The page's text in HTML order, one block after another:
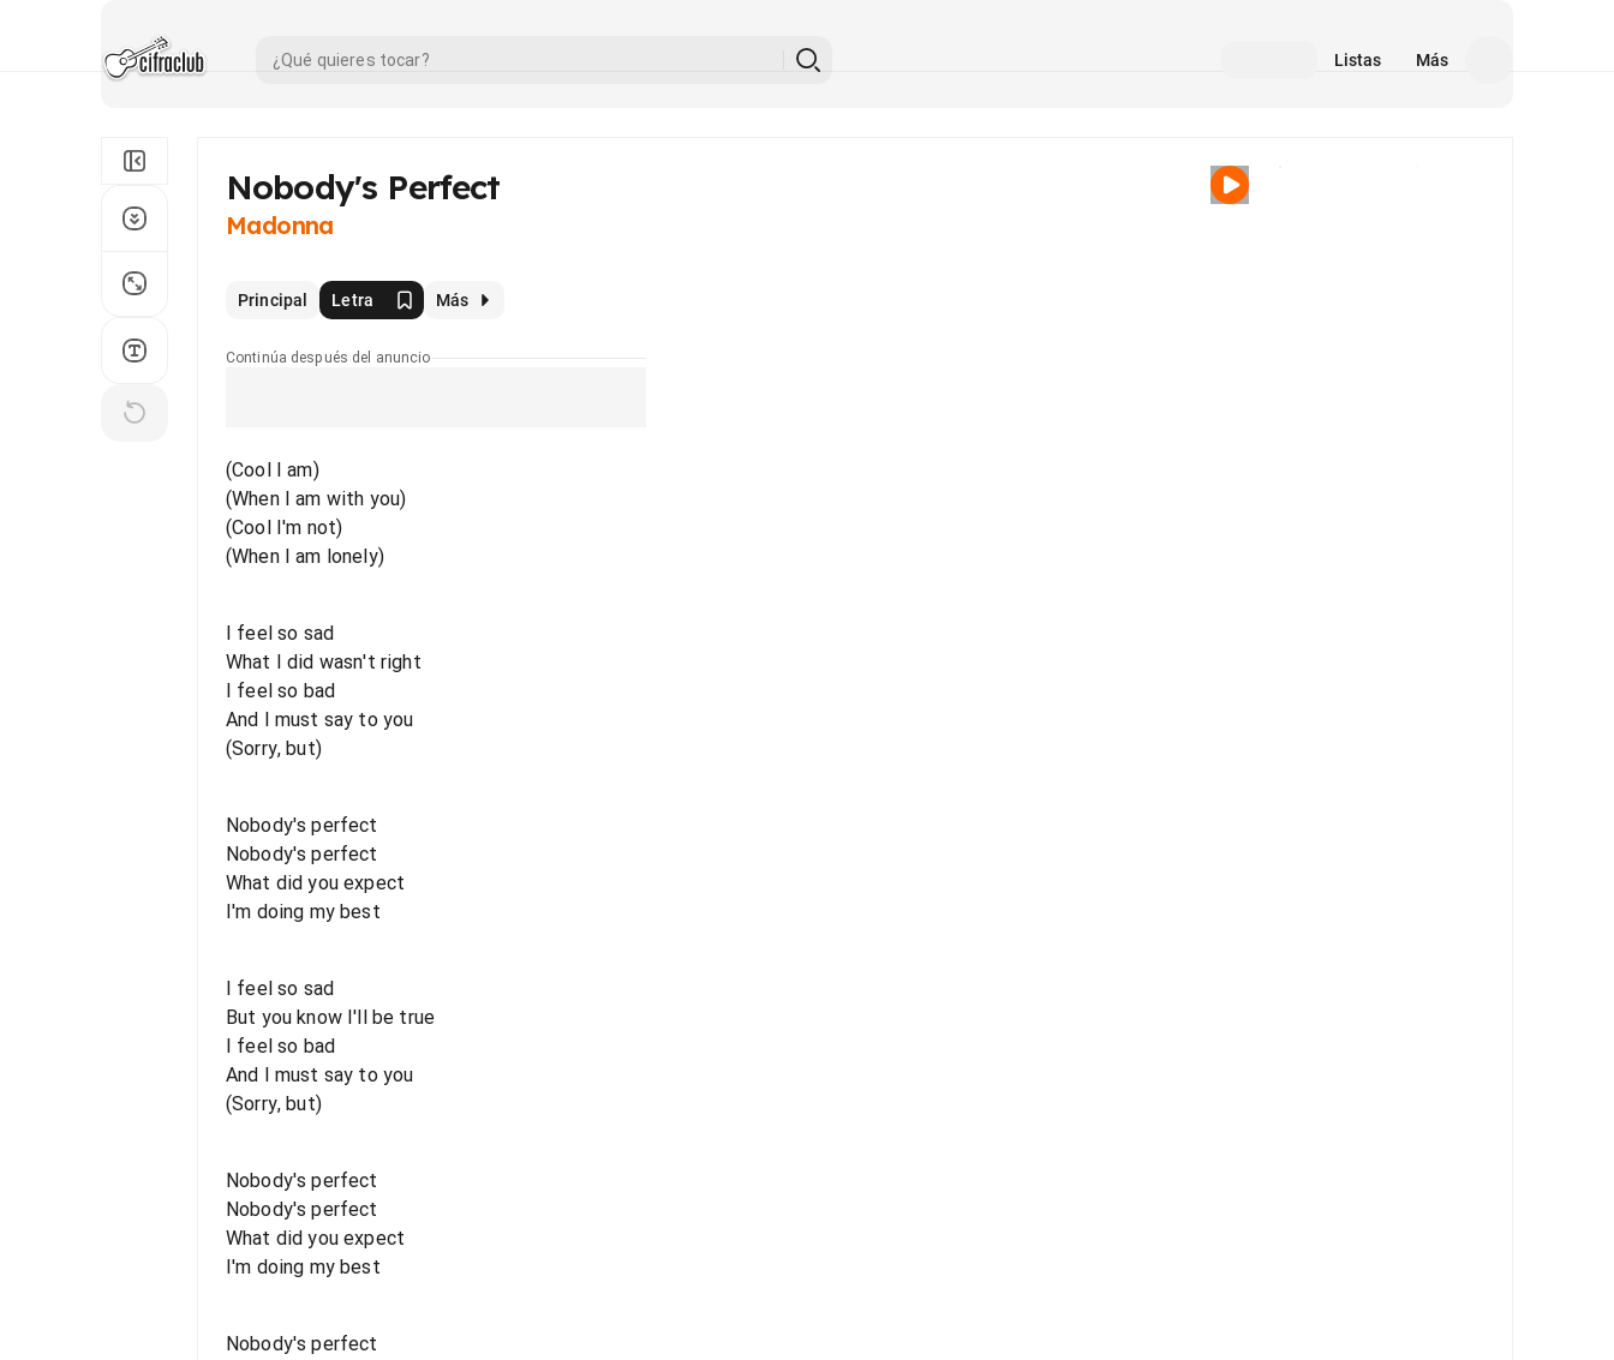
Listas Más
Nobody's Perfect
Madonna
Principal Letra Más
Continúa después del anuncio
(Cool I am)
(When I am with you)
(Cool I'm not)
(When I am lonely)
I feel so sad
What I did wasn't right
I feel so bad
And I must say to you
(Sorry, but)
Nobody's perfect
Nobody's perfect
What did you expect
I'm doing my best
I feel so sad
But you know I'll be true
I feel so bad
And I must say to you
(Sorry, but)
Nobody's perfect
Nobody's perfect
What did you expect
I'm doing my best
Nobody's perfect